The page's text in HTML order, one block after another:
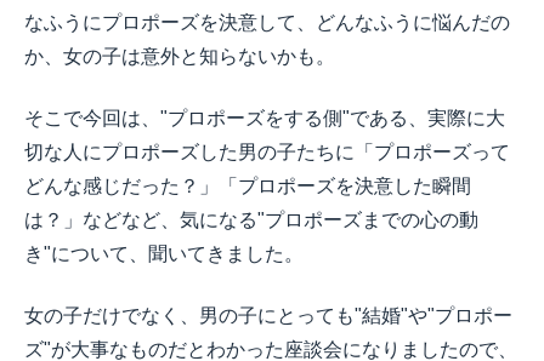
なふうにプロポーズを決意して、どんなふうに悩んだの
か、女の子は意外と知らないかも。
そこで今回は、"プロポーズをする側"である、実際に大
切な人にプロポーズした男の子たちに「プロポーズって
どんな感じだった？」「プロポーズを決意した瞬間
は？」などなど、気になる"プロポーズまでの心の動
き"について、聞いてきました。
女の子だけでなく、男の子にとっても"結婚"や"プロポー
ズ"が大事なものだとわかった座談会になりましたので、